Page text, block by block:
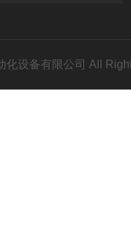
化设备有限公司 All